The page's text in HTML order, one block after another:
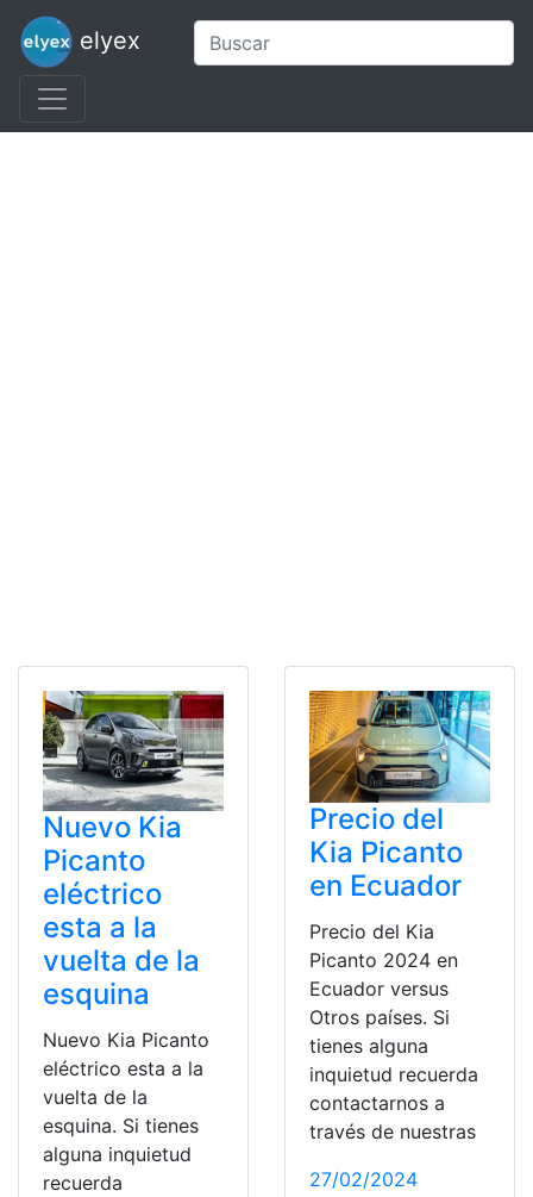
elyex
Nuevo Kia
Picanto
eléctrico
esta a la
vuelta de la
esquina
Nuevo Kia Picanto
eléctrico esta a la
vuelta de la
esquina. Si tienes
alguna inquietud
recuerda
Precio del
Kia Picanto
en Ecuador
Precio del Kia
Picanto 2024 en
Ecuador versus
Otros países. Si
tienes alguna
inquietud recuerda
contactarnos a
través de nuestras
27/02/2024